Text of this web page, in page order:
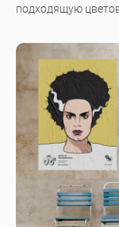
подходящую